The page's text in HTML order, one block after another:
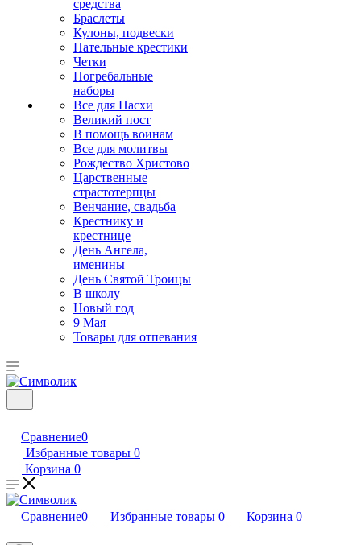
средства
Браслеты
Кулоны, подвески
Нательные крестики
Четки
Погребальные
наборы
Все для Пасхи
Великий пост
В помощь воинам
Все для молитвы
Рождество Христово
Царственные
страстотерпцы
Венчание, свадьба
Крестнику и
крестнице
День Ангела,
именины
День Святой Троицы
В школу
Новый год
9 Мая
Товары для отпевания
Сравнение0
Избранные товары 0
Корзина 0
Сравнение0 Избранные товары 0 Корзина 0